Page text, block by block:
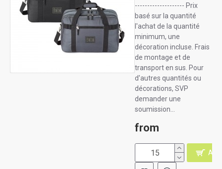
-------------------- Prix
basé sur la quantité
l'achat de la quantité
minimum, une
décoration incluse. Frais
de montage et de
transport en sus. Pour
d'autres quantités ou
décorations, SVP
demander une
soumission...
from